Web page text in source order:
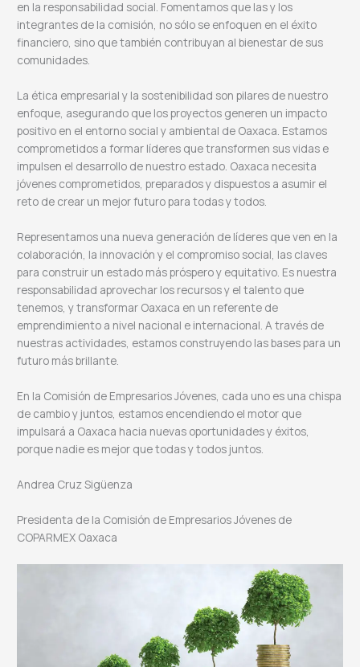
en la responsabilidad social. Fomentamos que las y los
integrantes de la comisión, no sólo se enfoquen en el éxito
financiero, sino que también contribuyan al bienestar de sus
comunidades.
La ética empresarial y la sostenibilidad son pilares de nuestro
enfoque, asegurando que los proyectos generen un impacto
positivo en el entorno social y ambiental de Oaxaca. Estamos
comprometidos a formar líderes que transformen sus vidas e
impulsen el desarrollo de nuestro estado. Oaxaca necesita
jóvenes comprometidos, preparados y dispuestos a asumir el
reto de crear un mejor futuro para todas y todos.
Representamos una nueva generación de líderes que ven en la
colaboración, la innovación y el compromiso social, las claves
para construir un estado más próspero y equitativo. Es nuestra
responsabilidad aprovechar los recursos y el talento que
tenemos, y transformar Oaxaca en un referente de
emprendimiento a nivel nacional e internacional. A través de
nuestras actividades, estamos construyendo las bases para un
futuro más brillante.
En la Comisión de Empresarios Jóvenes, cada uno es una chispa
de cambio y juntos, estamos encendiendo el motor que
impulsará a Oaxaca hacia nuevas oportunidades y éxitos,
porque nadie es mejor que todas y todos juntos.
Andrea Cruz Sigüenza
Presidenta de la Comisión de Empresarios Jóvenes de
COPARMEX Oaxaca